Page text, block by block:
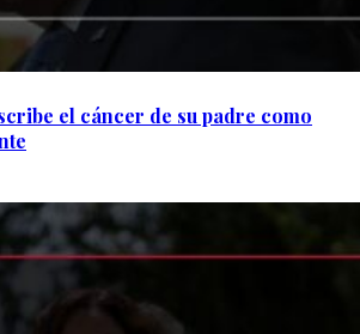
el cáncer de su padre como